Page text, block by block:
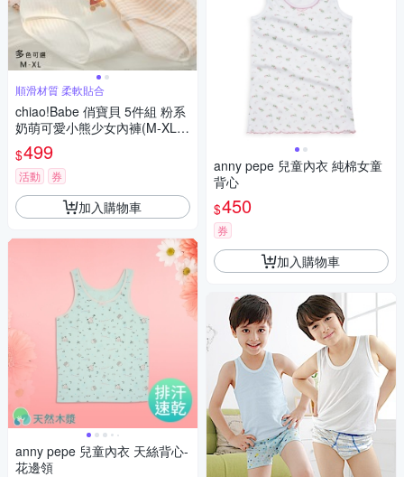
順滑材質 柔軟貼合
chiao!Babe 俏寶貝 5件組 粉系
奶萌可愛小熊少女內褲(M-XL/
學生/少女/兒童/5種花色)
$499
活動 券
加入購物車
anny pepe 兒童內衣 天絲背心-
花邊領
anny pepe 兒童內衣 純棉女童
背心
$450
券
加入購物車